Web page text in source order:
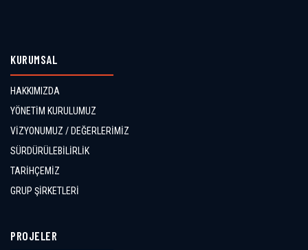
KURUMSAL
HAKKIMIZDA
YÖNETİM KURULUMUZ
VİZYONUMUZ / DEĞERLERİMİZ
SÜRDÜRÜLEBİLİRLİK
TARİHÇEMİZ
GRUP ŞİRKETLERİ
PROJELER